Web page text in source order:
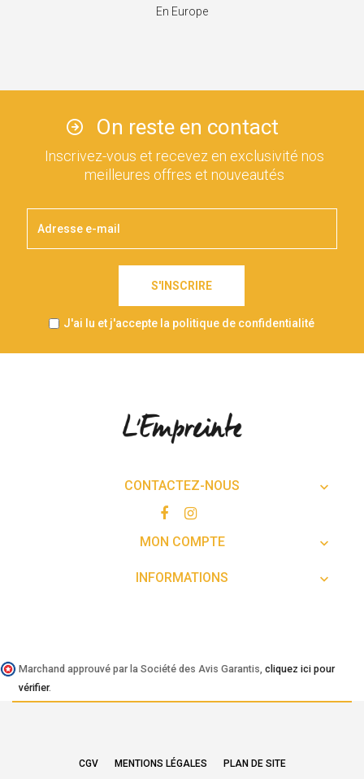
En Europe
On reste en contact
Inscrivez-vous et recevez en exclusivité nos
meilleures offres et nouveautés
S'INSCRIRE
J'ai lu et j'accepte la politique de confidentialité
CONTACTEZ-NOUS 
MON COMPTE 
INFORMATIONS 
Marchand approuvé par la Société des Avis Garantis, cliquez ici pour
vérifier.
CGV MENTIONS LÉGALES PLAN DE SITE